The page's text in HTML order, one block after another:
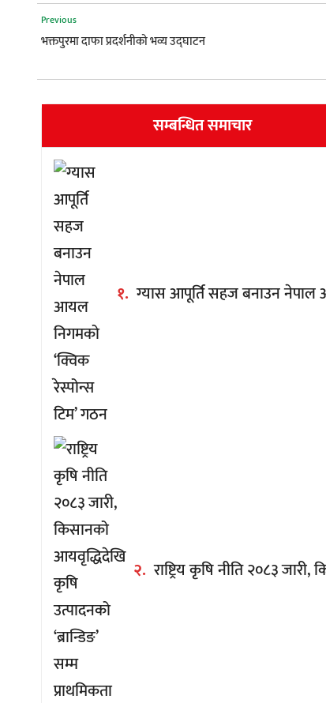
Previous
भक्तपुरमा दाफा प्रदर्शनीको भव्य उद्घाटन
सम्बन्धित समाचार
१. ग्यास आपूर्ति सहज बनाउन नेपाल
२. राष्ट्रिय कृषि नीति २०८३